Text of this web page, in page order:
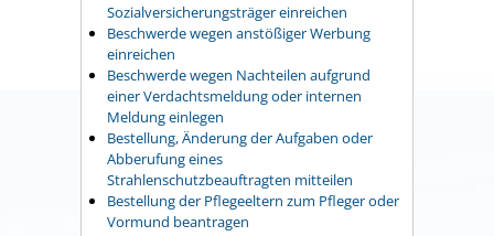
Sozialversicherungsträger einreichen
Beschwerde wegen anstößiger Werbung
einreichen
Beschwerde wegen Nachteilen aufgrund
einer Verdachtsmeldung oder internen
Meldung einlegen
Bestellung, Änderung der Aufgaben oder
Abberufung eines
Strahlenschutzbeauftragten mitteilen
Bestellung der Pflegeeltern zum Pfleger oder
Vormund beantragen